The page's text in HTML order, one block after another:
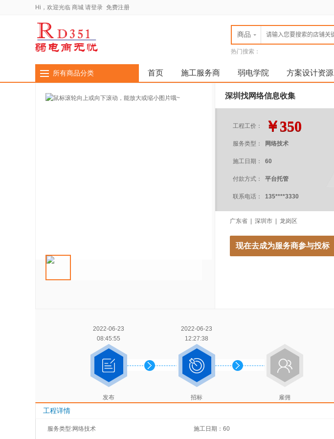
Hi，欢迎光临 商城 请登录 免费注册
商品
热门搜索：
厂家全国售后服务安装
所有商品分类 首页 施工服务商 弱电学院 方案设计资源
深圳找网络信息收集
工程工价： ￥350
服务类型： 网络技术
施工日期： 60
付款方式： 平台托管
联系电话： 135****3330
广东省 | 深圳市 | 龙岗区
现在去成为服务商参与投标
2022-06-23
08:45:55
发布
2022-06-23
12:27:38
招标 雇佣
工程详情
服务类型:网络技术 施工日期：60